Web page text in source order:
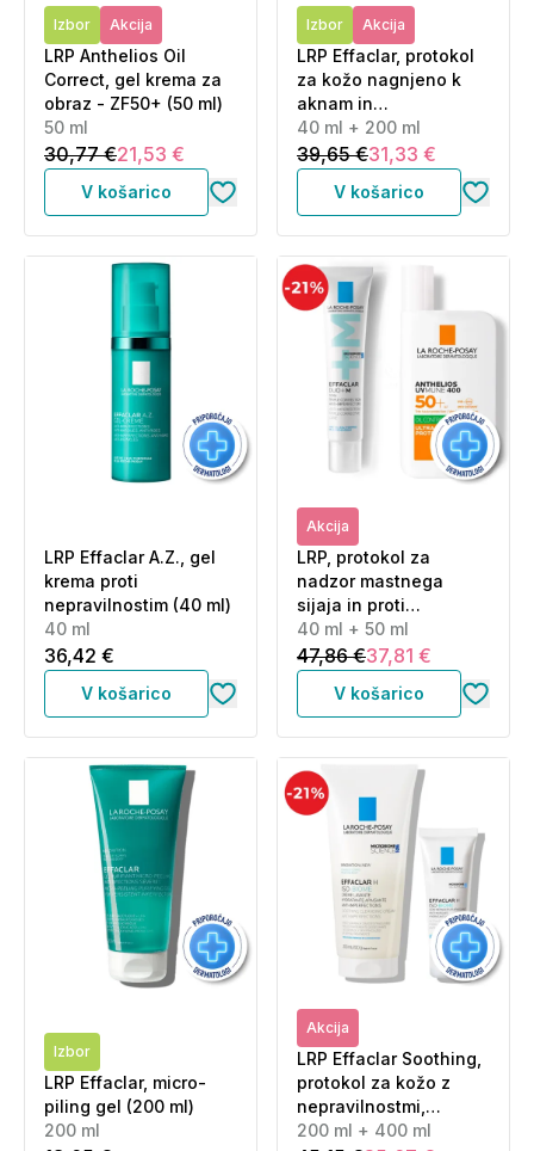
Izbor Akcija
LRP Anthelios Oil
Correct, gel krema za
obraz - ZF50+ (50 ml)
50 ml
30,77 €21,53 €
V košarico
Izbor Akcija
LRP Effaclar, protokol
za kožo nagnjeno k
aknam in
nepravilnostim -
Duo+M trojna
korektivna nega +
peneči čistilni gel (40
ml + 200 ml)
40 ml + 200 ml
39,65 €31,33 €
V košarico
LRP Effaclar A.Z., gel
krema proti
nepravilnostim (40 ml)
40 ml
36,42 €
V košarico
Akcija
LRP, protokol za
nadzor mastnega
sijaja in proti
nepravilnostim (40 ml
+ 50 ml)
40 ml + 50 ml
47,86 €37,81 €
V košarico
Izbor
LRP Effaclar, micro-
piling gel (200 ml)
200 ml
Akcija
LRP Effaclar Soothing,
protokol za kožo z
nepravilnostmi,
izsušeno s tretmaji (40
200 ml + 400 ml